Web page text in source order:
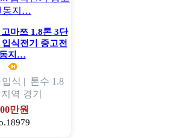
마쯔 1.8톤 3단
식전기 중고전
동지…
식 | 톤수 1.8
지역 경기
만원